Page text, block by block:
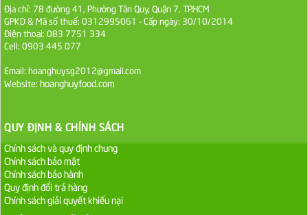
Sa Tế Tôm Cholimex PET Hũ 450g
36.000 VND
Địa chỉ: 78 đường 41, Phường Tân Quy, Quận 7, TP.HCM
GPKD & Mã số thuế: 0312995061 - Cấp ngày: 30/10/2014
Điện thoại: 083 7751 334
Cell: 0903 445 077
Email: hoanghuysg2012@gmail.com
Website: hoanghuyfood.com
QUY ĐỊNH & CHÍNH SÁCH
Chính sách và quy định chung
Chính sách bảo mật
Chính sách bảo hành
Quy định đổi trả hàng
Chính sách giải quyết khiếu nại